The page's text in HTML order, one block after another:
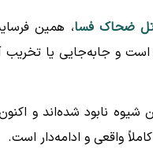
ضحاک فسا، همین
و جابه‌جایی یا تخریب
نابود شده‌اند و
واقعی و ادامه‌دار است.